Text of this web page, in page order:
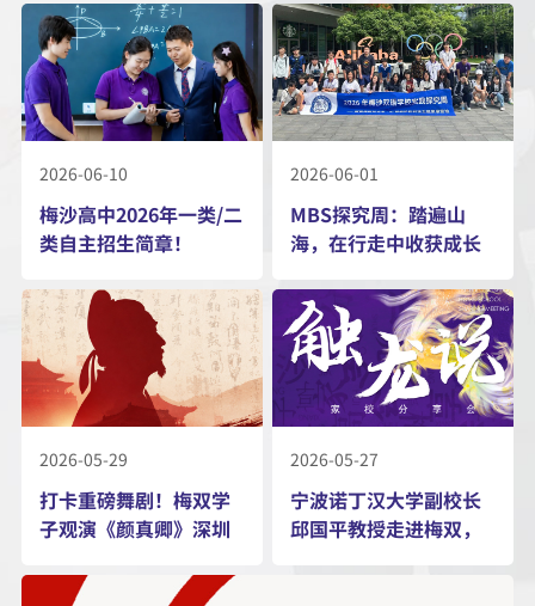
2026-06-10
梅沙高中2026年一类/二
类自主招生简章！
2026-06-01
MBS探究周：踏遍山
海，在行走中收获成长
2026-05-29
打卡重磅舞剧！梅双学
子观演《颜真卿》深圳
2026-05-27
宁波诺丁汉大学副校长
邱国平教授走进梅双，